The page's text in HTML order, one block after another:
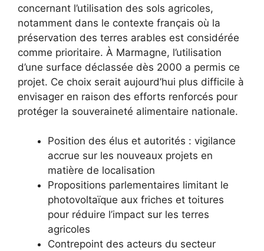
concernant l’utilisation des sols agricoles,
notamment dans le contexte français où la
préservation des terres arables est considérée
comme prioritaire. À Marmagne, l’utilisation
d’une surface déclassée dès 2000 a permis ce
projet. Ce choix serait aujourd’hui plus difficile à
envisager en raison des efforts renforcés pour
protéger la souveraineté alimentaire nationale.
Position des élus et autorités : vigilance
accrue sur les nouveaux projets en
matière de localisation
Propositions parlementaires limitant le
photovoltaïque aux friches et toitures
pour réduire l’impact sur les terres
agricoles
Contrepoint des acteurs du secteur